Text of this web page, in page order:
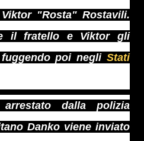
Viktor "Rosta" Rostavili.
il fratello e Viktor gli
poi negli Stati
dalla polizia
Danko viene inviato